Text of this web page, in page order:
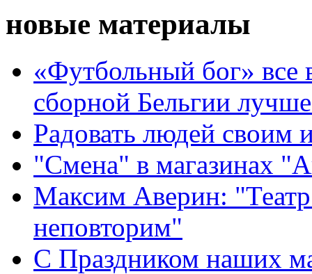
новые материалы
«Футбольный бог» все
сборной Бельгии
Радовать людей своим
"Смена" в магазинах
Максим Аверин:
неповторим"
С Праздником наших